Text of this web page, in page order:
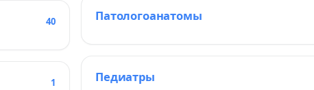
40
1
Патологоанатомы
Педиатры